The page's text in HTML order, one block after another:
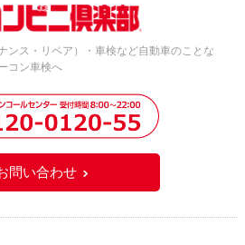
ンス・リペア）・車検など自動車のことな
コン車検へ
問い合わせ